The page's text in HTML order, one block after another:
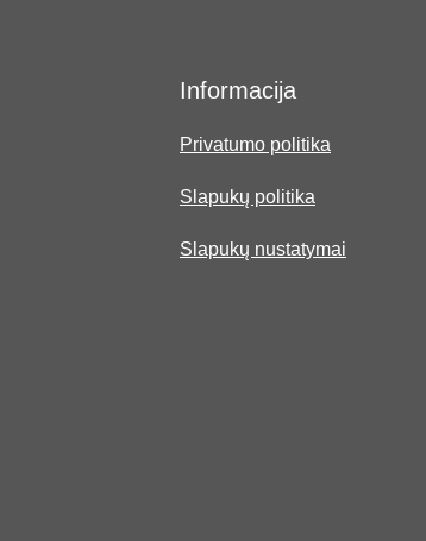
Informacija
Privatumo politika
Slapukų politika
Slapukų nustatymai